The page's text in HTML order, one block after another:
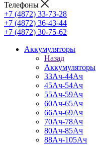
Телефоны
+7 (4872) 33-73-28
+7 (4872) 36-43-44
+7 (4872) 30-75-62
Аккумуляторы
Назад
Аккумуляторы
33Ач-44Ач
45Ач-54Ач
55Ач-59Ач
60Ач-65Ач
66Ач-69Ач
70Ач-78Ач
80Ач-85Ач
88Ач-105Ач